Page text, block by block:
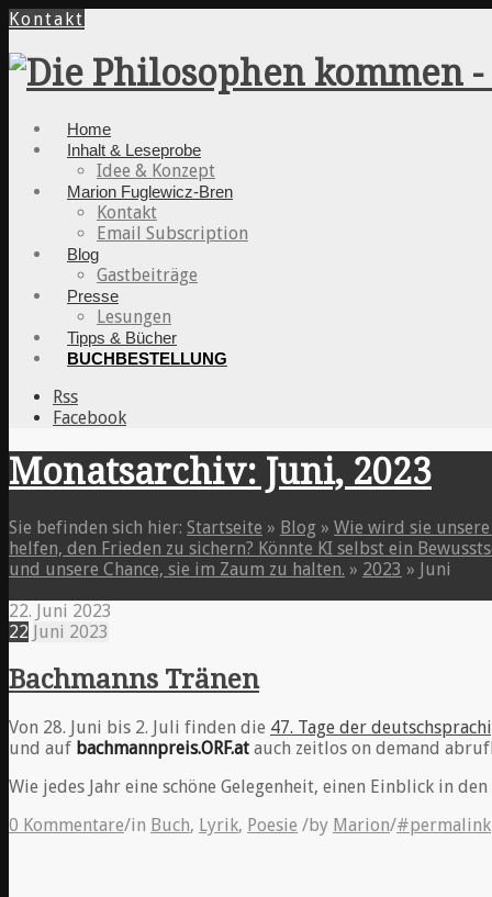
Kontakt
Home
Inhalt & Leseprobe
Idee & Konzept
Marion Fuglewicz-Bren
Kontakt
Email Subscription
Blog
Gastbeiträge
Presse
Lesungen
Tipps & Bücher
BUCHBESTELLUNG
Rss
Facebook
Monatsarchiv: Juni, 2023
Sie befinden sich hier: Startseite » Blog » Wie wird sie
helfen, den Frieden zu sichern? Könnte KI selbst ein
und unsere Chance, sie im Zaum zu halten. » 2023 » Juni
22. Juni 2023
22 Juni 2023
Bachmanns Tränen
Von 28. Juni bis 2. Juli finden die 47. Tage der
und auf bachmannpreis.ORF.at auch zeitlos on demand
Wie jedes Jahr eine schöne Gelegenheit, einen Einblick in
0 Kommentare/in Buch, Lyrik, Poesie /by Marion/#permalink